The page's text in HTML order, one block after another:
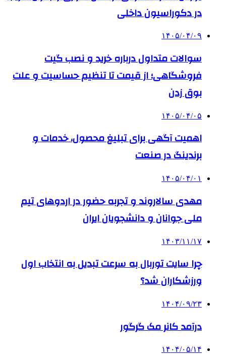
در دکوراسیون داخلی
۱۴۰۵/۰۴/۰۹
سوالات متداول درباره خرید و نصب گیت
فروشگاهی؛ از قیمت تا تنظیم حساسیت و علت
بوق زدن
۱۴۰۵/۰۴/۰۵
اهمیت آگهی برای تبلیغ محصول، خدمات و
برندینگ در صنعت
۱۴۰۵/۰۴/۰۱
مهدی سالاروند و تجربه حضور در اردوهای تیم
ملی جوانان و دانشجویان ایران
۱۴۰۳/۱۱/۱۷
چرا سایت توربال به ‌سرعت تبدیل به انتخاب اول
ورزشکاران شد؟
۱۴۰۴/۰۹/۲۳
درآمد کانر مک گرگور
۱۴۰۴/۰۵/۱۴